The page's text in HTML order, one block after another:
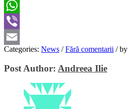
Twitter
WhatsApp
Viber
Email
Categories: News / Fără comentarii /by
Post Author: Andreea Ilie